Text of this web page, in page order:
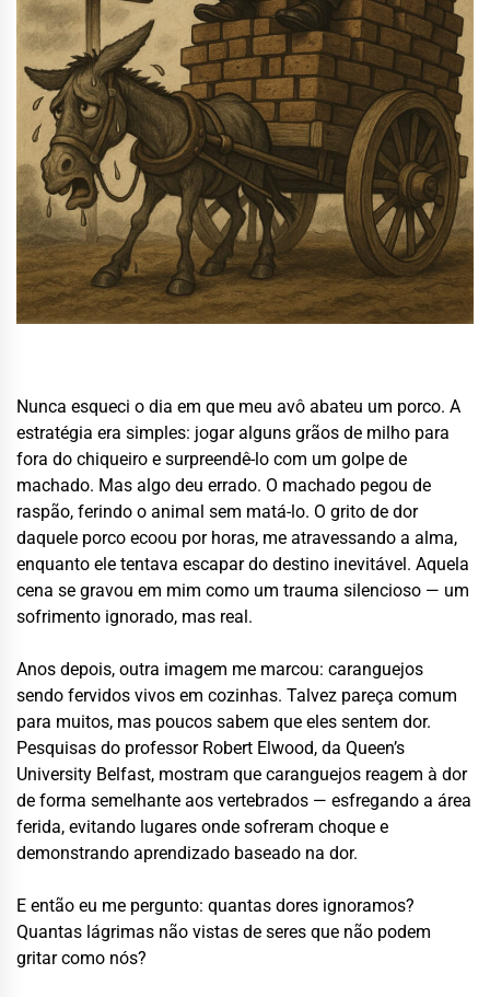
Nunca esqueci o dia em que meu avô abateu um porco. A
estratégia era simples: jogar alguns grãos de milho para
fora do chiqueiro e surpreendê-lo com um golpe de
machado. Mas algo deu errado. O machado pegou de
raspão, ferindo o animal sem matá-lo. O grito de dor
daquele porco ecoou por horas, me atravessando a alma,
enquanto ele tentava escapar do destino inevitável. Aquela
cena se gravou em mim como um trauma silencioso — um
sofrimento ignorado, mas real.
Anos depois, outra imagem me marcou: caranguejos
sendo fervidos vivos em cozinhas. Talvez pareça comum
para muitos, mas poucos sabem que eles sentem dor.
Pesquisas do professor Robert Elwood, da Queen’s
University Belfast, mostram que caranguejos reagem à dor
de forma semelhante aos vertebrados — esfregando a área
ferida, evitando lugares onde sofreram choque e
demonstrando aprendizado baseado na dor.
E então eu me pergunto: quantas dores ignoramos?
Quantas lágrimas não vistas de seres que não podem
gritar como nós?